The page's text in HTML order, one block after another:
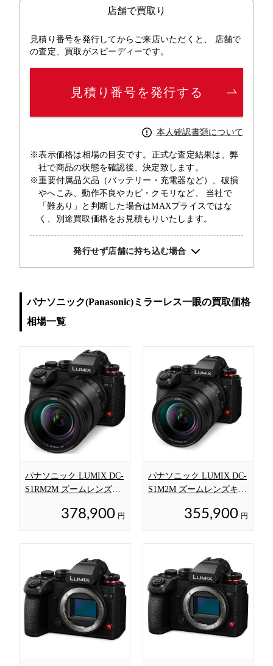
店舗で買取り
見積り番号を発行してからご来店いただくと、 店舗で
の査定、買取がスピーディーです。
見積り番号を発行する
本人確認書類について
※表示価格は相場の目安です。正式な査定結果は、弊
社で商品の状態を確認後、決定致します。
※重要付属品欠品（バッテリー・充電器など）、破損
やへこみ、動作不良やカビ・クモリなど、 当社で
「難あり」と判断した場合はMAXプライスではな
く、別途買取価格をお見積もりいたします。
発行せず店舗に持ち込む場合
パナソニック(Panasonic)ミラーレス一眼の買取価格
相場一覧
パナソニック LUMIX DC-
S1RM2M ズームレンズキ
378,900 円
パナソニック LUMIX DC-
S1M2M ズームレンズキッ
355,900 円